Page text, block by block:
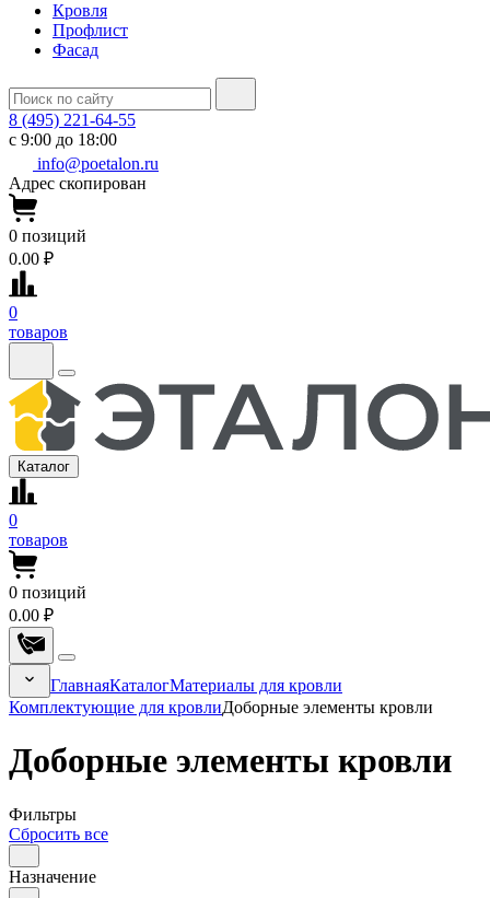
Кровля
Профлист
Фасад
8 (495) 221-64-55
с 9:00 до 18:00
info@poetalon.ru
Адрес скопирован
0 позиций
0.00 ₽
0
товаров
Каталог
0
товаров
0 позиций
0.00 ₽
ГлавнаяКаталогМатериалы для кровли
Комплектующие для кровлиДоборные элементы кровли
Доборные элементы кровли
Фильтры
Сбросить все
Назначение